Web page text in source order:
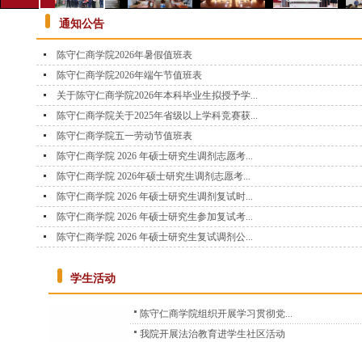
通知公告
陈守仁商学院2026年暑假值班表
陈守仁商学院2026年端午节值班表
关于陈守仁商学院2026年本科毕业生拟授予学...
陈守仁商学院关于2025年省级以上学科竞赛获...
陈守仁商学院五一劳动节值班表
陈守仁商学院 2026 年硕士研究生调剂志愿考...
陈守仁商学院 2026年硕士研究生调剂志愿考...
陈守仁商学院 2026 年硕士研究生调剂复试时...
陈守仁商学院 2026 年硕士研究生参加复试考...
陈守仁商学院 2026 年硕士研究生复试调剂公...
学生活动
陈守仁商学院组织开展学习贯彻党...
我院开展法治教育进学生社区活动